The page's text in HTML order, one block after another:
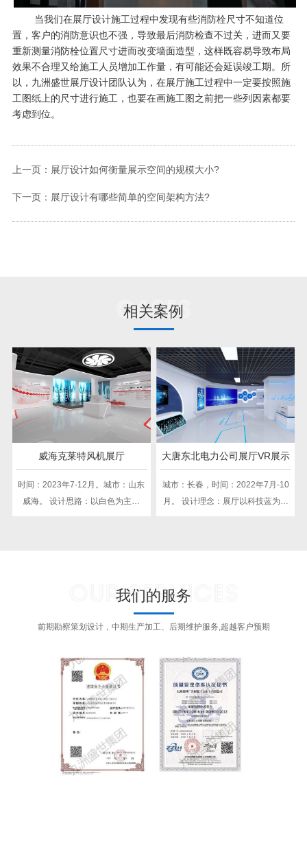
当我们在展厅设计施工过程中发现有些消防栓尺寸不知道位
置，客户的消防意识也不强，导致最后消防检查不过关，进而又要
重新测量消防栓位置尺寸进而改变墙面造型，这样既容易导致布局
效果不合理又给施工人员增加工作量，有可能还会延误竣工期。所
以，九洲盛世展厅设计团队认为，在展厅施工过程中一定要按照施
工图纸上的尺寸进行施工，也要在画施工图之前把一些列因素都要
考虑到位。
上一页：展厅设计如何衡量展示空间的规模大小?
下一页：展厅设计有哪些简单的空间架构方法?
Cases
相关案例
威海克莱特风机展厅
时间：2023年7-12月。城市：山东
威海。 设计思路：以白色为主色
风采，提升员工及访客的文化认同
大唐东北电力公司展厅VR展示
城市：长春，时间：2022年7月-10
月。 设计理念：展厅以科技蓝为主
OUR SERVICES
我们的服务
前期勘察策划设计，中期生产加工、后期维护服务,超越客户预期